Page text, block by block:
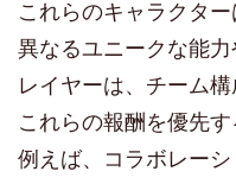
これらのキャラクタ
異なるユニークな能
レイヤーは、チーム
これらの報酬を優先す
例えば、コラボレー